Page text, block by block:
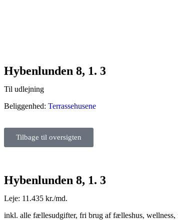
Hybenlunden 8, 1. 3
Til udlejning
Beliggenhed: Terrassehusene
Tilbage til oversigten
Hybenlunden 8, 1. 3
Leje: 11.435 kr./md.
inkl. alle fællesudgifter, fri brug af fælleshus, wellness,